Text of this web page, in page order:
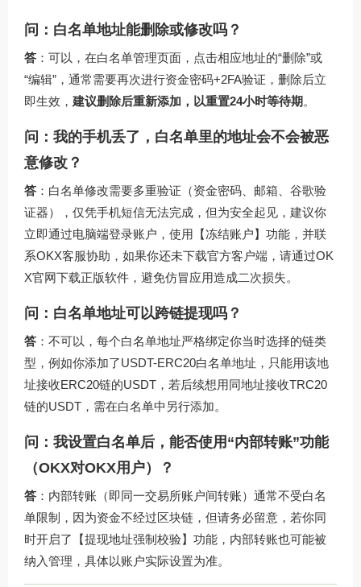
问：白名单地址能删除或修改吗？
答 ：可以，在白名单管理页面，点击相应地址的“删除”或
“编辑”，通常需要再次进行资金密码+2FA验证，删除后立
即生效， 建议删除后重新添加，以重置24小时等待期 。
问：我的手机丢了，白名单里的地址会不会被恶
意修改？
答 ：白名单修改需要多重验证（资金密码、邮箱、谷歌验
证器），仅凭手机短信无法完成，但为安全起见，建议你
立即通过电脑端登录账户，使用【冻结账户】功能，并联
系OKX客服协助，如果你还未下载官方客户端，请通过OK
X官网下载正版软件，避免仿冒应用造成二次损失。
问：白名单地址可以跨链提现吗？
答 ：不可以，每个白名单地址严格绑定你当时选择的链类
型，例如你添加了USDT-ERC20白名单地址，只能用该地
址接收ERC20链的USDT，若后续想用同地址接收TRC20
链的USDT，需在白名单中另行添加。
问：我设置白名单后，能否使用“内部转账”功能
（OKX对OKX用户）？
答 ：内部转账（即同一交易所账户间转账）通常不受白名
单限制，因为资金不经过区块链，但请务必留意，若你同
时开启了【提现地址强制校验】功能，内部转账也可能被
纳入管理，具体以账户实际设置为准。